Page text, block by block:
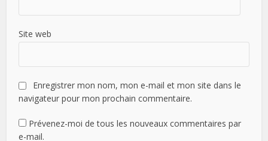
Site web
Enregistrer mon nom, mon e-mail et mon site dans le
navigateur pour mon prochain commentaire.
Prévenez-moi de tous les nouveaux commentaires par
e-mail.